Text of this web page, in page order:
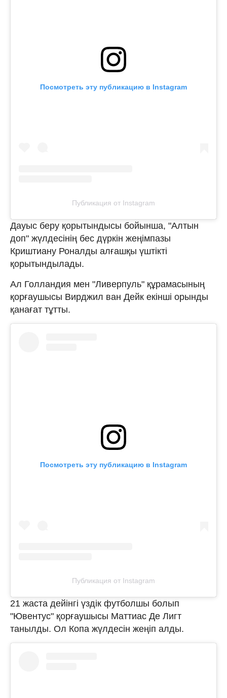
Посмотреть эту публикацию в Instagram
Публикация от Instagram
Дауыс беру қорытындысы бойынша, "Алтын
доп" жүлдесінің бес дүркін жеңімпазы
Криштиану Роналды алғашқы үштікті
қорытындылады.
Ал Голландия мен "Ливерпуль" құрамасының
қорғаушысы Вирджил ван Дейк екінші орынды
қанағат тұтты.
Посмотреть эту публикацию в Instagram
Публикация от Instagram
21 жаста дейінгі үздік футболшы болып
"Ювентус" қорғаушысы Маттиас Де Лигт
танылды. Ол Копа жүлдесін жеңіп алды.